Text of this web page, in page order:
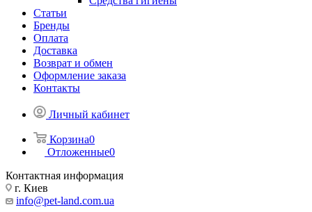
Статьи
Бренды
Оплата
Доставка
Возврат и обмен
Оформление заказа
Контакты
Личный кабинет
Корзина0
Отложенные0
Контактная информация
г. Киев
info@pet-land.com.ua